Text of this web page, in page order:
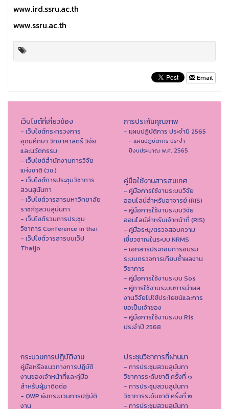
www.ird.ssru.ac.th
www.ssru.ac.th
Email
เว็บไซต์ที่เกี่ยวข้อง
- เว็บไซต์กระทรวงการ
อุดมศึกษา วิทยาศาสตร์ วิจัย
และนวัตกรรม
- เว็บไซต์สำนักงานการวิจัย
แห่งชาติ (วช.)
- เว็บไซต์การประชุมวิชาการ
สวนสุนันทา
- เว็บไซต์วารสารมหาวิทยาลัย
ราชภัฏสวนสุนันทา
- เว็บไซต์รวมการประชุม
วิชาการ Conference in thai
- เว็ปไซต์วารสารบนเว็ป
Thaijo
การประกันคุณภาพ
- แผนปฏิบัติการ ประจำปี 2565
- แผนปฏิบัติการ ประจำ
ปีงบประมาณ พ.ศ. 2565
คู่มือใช้งานสารสนเทศ
- คู่มือการใช้งานระบบวิจัย
ออนไลน์สำหรับอาจารย์ (RIS)
- คู่มือการใช้งานระบบวิจัย
ออนไลน์สำหรับเจ้าหน้าที่ (RIS)
- คู่มือระบุ/ตรวจสอบความ
เชี่ยวชาญในระบบ NRMS
- เอกสารประกอบการอบรม
ระบบตรวจการเทียบซ้ำผลงาน
วิชาการ
- คู่มือการใช้งานระบบ Sos
- คู่การใช้งานระบบการนำผล
งานวิจัยไปใช้ประโยชน์และการ
ขอเป็นเจ้าของ
- คู่มือการใช้งานระบบ Ris
ประจำปี 2568
กระบวนการปฏิบัติงาน
คู่มือหรือแนวทางการปฏิบัติ
งานของเจ้าหน้าที่และคู่มือ
สำหรับผู้มาติดต่อ
- QWP ผังกระบวนการปฏิบัติ
งาน
ประชุมวิชาการที่ผ่านมา
- การประชุมสวนสุนันทา
วิชาการระดับชาติ ครั้งที่ ๑
- การประชุมสวนสุนันทา
วิชาการระดับชาติ ครั้งที่ ๒
- การประชุมสวนสุนันทา